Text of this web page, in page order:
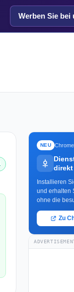
Werben Sie bei
NEU
direkt
Installieren
und erhalten
ohne die
Zu